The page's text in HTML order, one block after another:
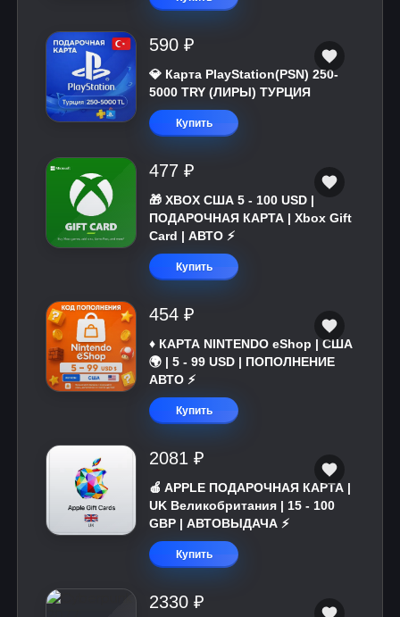
590 ₽
💎 Карта PlayStation(PSN) 250-
5000 TRY (ЛИРЫ) ТУРЦИЯ
Купить
477 ₽
🎁 XBOX США 5 - 100 USD |
ПОДАРОЧНАЯ КАРТА | Xbox Gift
Card | АВТО ⚡
Купить
454 ₽
♦️ КАРТА NINTENDO eShop | США
🌍 | 5 - 99 USD | ПОПОЛНЕНИЕ
АВТО ⚡
Купить
2081 ₽
🍎 APPLE ПОДАРОЧНАЯ КАРТА |
UK Великобритания | 15 - 100
GBP | АВТОВЫДАЧА ⚡️
Купить
2330 ₽